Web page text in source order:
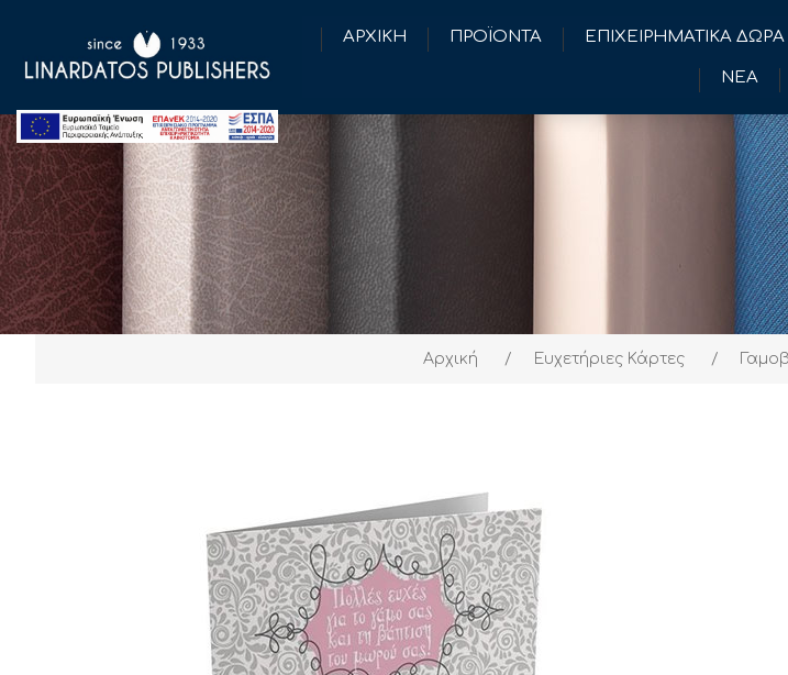
ΑΡΧΙΚΗ ΠΡΟΪΟΝΤΑ ΕΠΙΧΕΙΡΗΜΑΤΙΚΑ ΔΩΡΑ
ΝΕΑ
Αρχική / Ευχετήριες Κάρτες /